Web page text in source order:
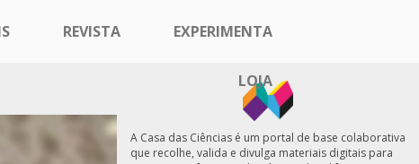
REVISTA EXPERIMENTA
LOJA
A Casa das Ciências é um portal de base colaborativa
que recolhe, valida e divulga materiais digitais para